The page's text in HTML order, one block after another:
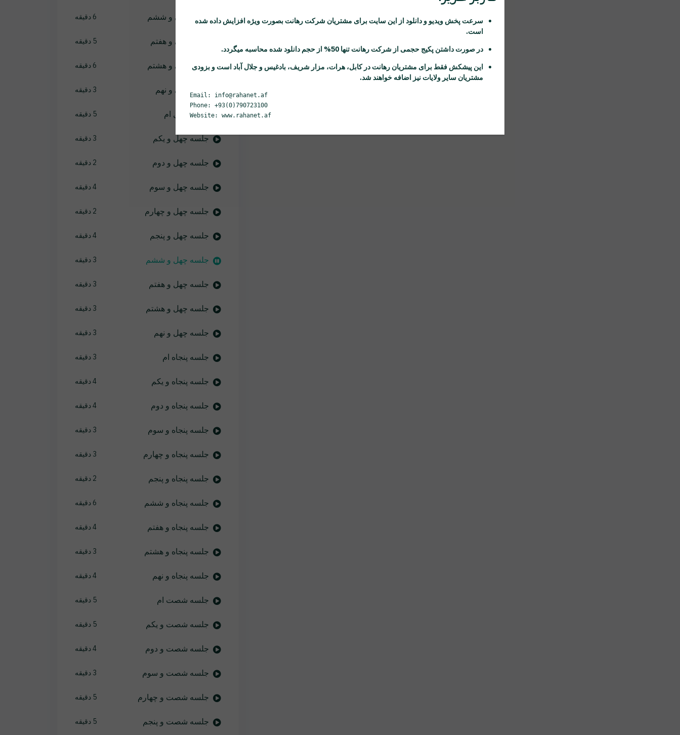
جلسه سی و ششم 6 دقیقه
جلسه سی و هفتم 5 دقیقه
جلسه سی و هشتم 6 دقیقه
جلسه سی و نهم 3 دقیقه
جلسه چهل ام 5 دقیقه
جلسه چهل و یکم 3 دقیقه
جلسه چهل و دوم 2 دقیقه
جلسه چهل و سوم 4 دقیقه
جلسه چهل و چهارم 2 دقیقه
جلسه چهل و پنجم 4 دقیقه
جلسه چهل و ششم 3 دقیقه
جلسه چهل و هفتم 3 دقیقه
جلسه چهل و هشتم 3 دقیقه
جلسه چهل و نهم 3 دقیقه
جلسه پنجاه ام 3 دقیقه
جلسه پنجاه و یکم 4 دقیقه
جلسه پنجاه و دوم 4 دقیقه
جلسه پنجاه و سوم 3 دقیقه
جلسه پنجاه و چهارم 3 دقیقه
جلسه پنجاه و پنجم 2 دقیقه
جلسه پنجاه و ششم 6 دقیقه
جلسه پنجاه و هفتم 4 دقیقه
جلسه پنجاه و هشتم 3 دقیقه
جلسه پنجاه و نهم 4 دقیقه
جلسه شصت ام 5 دقیقه
جلسه شصت و یکم 5 دقیقه
جلسه شصت و دوم 4 دقیقه
جلسه شصت و سوم 3 دقیقه
جلسه شصت و چهارم 5 دقیقه
جلسه شصت و پنجم 5 دقیقه
سرعت پخش ویدیو و دانلود از این سایت برای مشتریان شرکت رهانت بصورت ویژه افزایش داده شده
است.
در صورت داشتن پکیج حجمی از شرکت رهانت تنها 50% از حجم دانلود شده محاسبه میگردد.
این پیشکش فقط برای مشتریان رهانت در کابل، هرات، مزار شریف، بادغیس و جلال آباد است و بزودی
مشتریان سایر ولایات نیز اضافه خواهند شد.
Email: info@rahanet.af
Phone: +93(0)790723100
Website: www.rahanet.af